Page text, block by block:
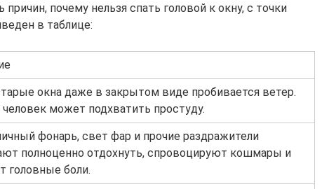
почему нельзя спать головой к окну, с точки
в таблице:
окна даже в закрытом виде пробивается ветер.
может подхватить простуду.
фонарь, свет фар и прочие раздражители
полноценно отдохнуть, спровоцируют кошмары и
головные боли.